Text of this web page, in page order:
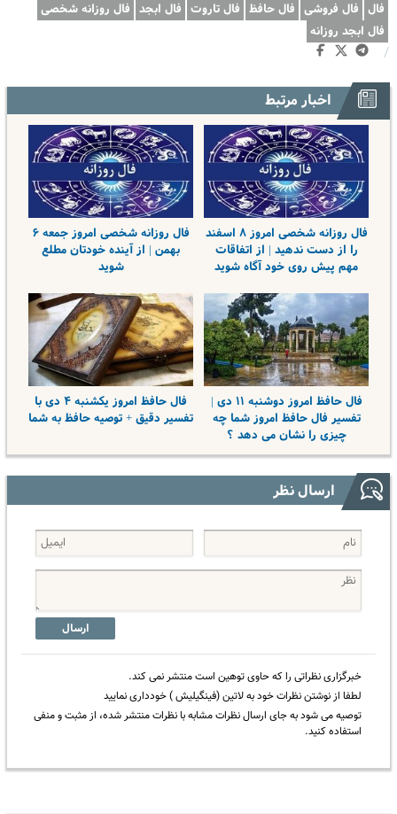
فال فال فروشی فال حافظ فال تاروت فال ابجد فال روزانه شخصی
فال ابجد روزانه
/
اخبار مرتبط
فال روزانه شخصی امروز ۸ اسفند
را از دست ندهید | از اتفاقات
مهم پیش روی خود آگاه شوید
فال روزانه شخصی امروز جمعه ۶
بهمن | از آینده خودتان مطلع
شوید
فال حافظ امروز دوشنبه ۱۱ دی |
تفسیر فال حافظ امروز شما چه
چیزی را نشان می دهد ؟
فال حافظ امروز یکشنبه ۴ دی با
تفسیر دقیق + توصیه حافظ به شما
ارسال نظر
ارسال
خبرگزاری نظراتی را که حاوی توهین است منتشر نمی کند.
لطفا از نوشتن نظرات خود به لاتین (فینگیلیش ) خودداری نمایید
توصیه می شود به جای ارسال نظرات مشابه با نظرات منتشر شده، از مثبت و منفی
استفاده کنید.